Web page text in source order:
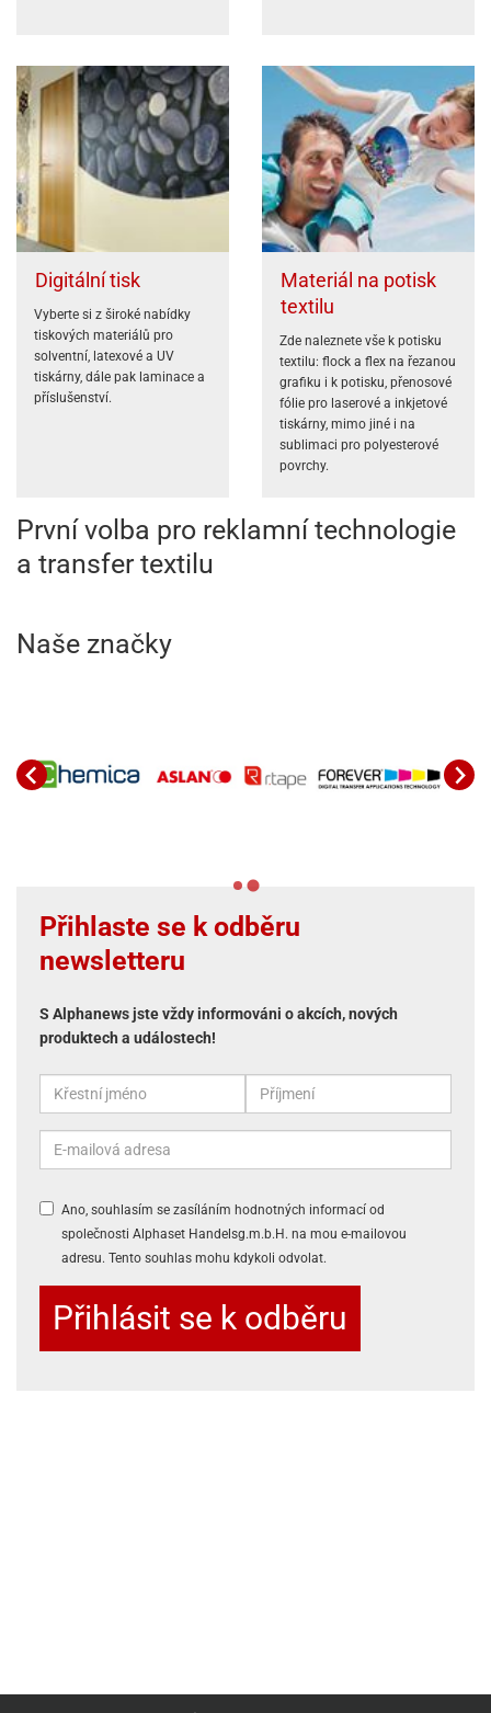
Digitální tisk
Vyberte si z široké nabídky
tiskových materiálů pro
solventní, latexové a UV
tiskárny, dále pak laminace a
příslušenství.
Materiál na potisk
textilu
Zde naleznete vše k potisku
textilu: flock a flex na řezanou
grafiku i k potisku, přenosové
fólie pro laserové a inkjetové
tiskárny, mimo jiné i na
sublimaci pro polyesterové
povrchy.
První volba pro reklamní technologie
a transfer textilu
Naše značky
Přihlaste se k odběru
newsletteru
S Alphanews jste vždy informováni o akcích, nových
produktech a událostech!
Ano, souhlasím se zasíláním hodnotných informací od
společnosti Alphaset Handelsg.m.b.H. na mou e-mailovou
adresu. Tento souhlas mohu kdykoli odvolat.
Přihlásit se k odběru